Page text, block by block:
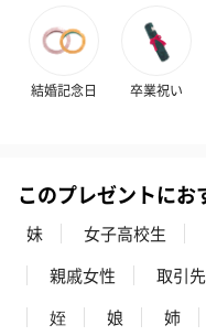
写真付きメッセージカ
ード（680円）
結婚祝いギフトへの＋αに
ションをご用意いたしまし
商品と同梱してお届けい
結婚記念日 卒業祝い
このプレゼントにお
妹 女子高校生
親戚女性
取引
姪
娘 姉